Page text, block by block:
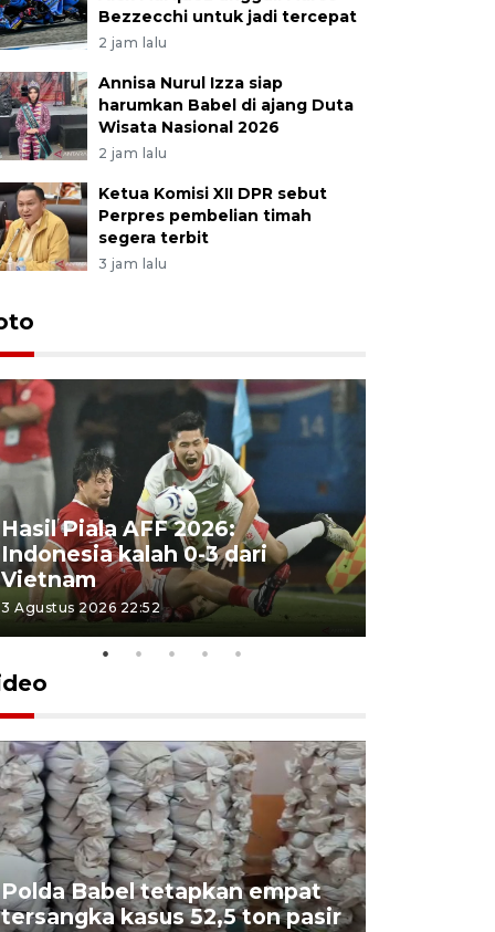
Bezzecchi untuk jadi tercepat
2 jam lalu
Annisa Nurul Izza siap
harumkan Babel di ajang Duta
Wisata Nasional 2026
2 jam lalu
Ketua Komisi XII DPR sebut
Perpres pembelian timah
segera terbit
3 jam lalu
Hasil Piala AFF 2026:
Indonesia kalah 0-3 dari
Vietnam
3 Agustus 2026 22:52
Polda Babel tetapkan empat
tersangka kasus 52,5 ton pasir